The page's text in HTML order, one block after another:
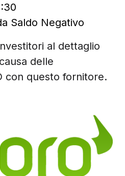
Saldo Negativo
al dettaglio
delle
con questo fornitore.